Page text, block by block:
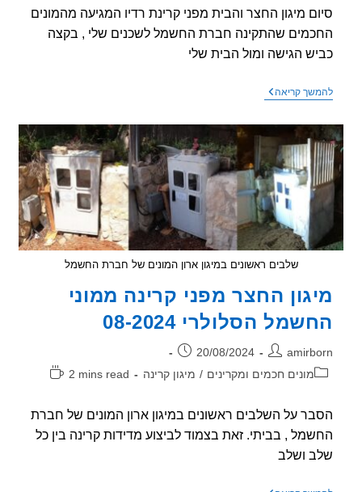
מיגון החצר והבית מפני קרינת רדיו המגיעה מהמונים
שהתקינה חברת החשמל לשכנים שלי , בקצה
הגישה ומול הבית שלי
קריאהמיגון
קרינת
רדיו
ממוני
חשמל
סלולריים
–
חלק
שלבים ראשונים במיגון ארון המונים של חברת החשמל
החצר מפני קרינה ממוני
הסלולרי 08-2024
פורסם:
20/08/2024
מונים חכמים ומקרינים / מיגון קרינה
זמן
2 mins read
על השלבים ראשונים במיגון ארון המונים של חברת
, בביתי. זאת בצמוד לביצוע מדידות קרינה בין כל
ושלב